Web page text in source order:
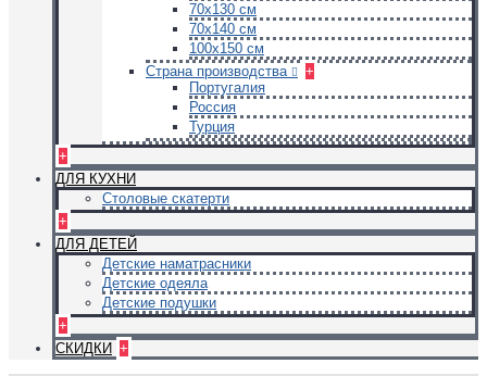
70х130 см
70х140 см
100х150 см
Страна производства
+
Португалия
Россия
Турция
+
ДЛЯ КУХНИ
Столовые скатерти
+
ДЛЯ ДЕТЕЙ
Детские наматрасники
Детские одеяла
Детские подушки
+
СКИДКИ +